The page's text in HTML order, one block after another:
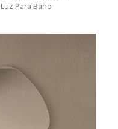
Para Baño